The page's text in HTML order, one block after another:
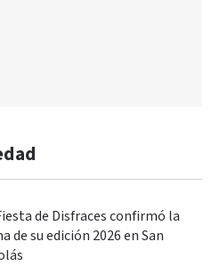
de Disfraces confirmó la
de su edición 2026 en San